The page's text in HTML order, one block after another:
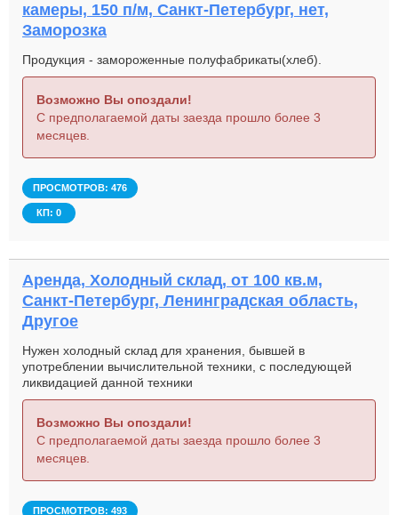
камеры, 150 п/м, Санкт-Петербург, нет,
Заморозка
Продукция - замороженные полуфабрикаты(хлеб).
Возможно Вы опоздали!
С предполагаемой даты заезда прошло более 3
месяцев.
ПРОСМОТРОВ: 476
КП: 0
Аренда, Холодный склад, от 100 кв.м,
Санкт-Петербург, Ленинградская область,
Другое
Нужен холодный склад для хранения, бывшей в
употреблении вычислительной техники, с последующей
ликвидацией данной техники
Возможно Вы опоздали!
С предполагаемой даты заезда прошло более 3
месяцев.
ПРОСМОТРОВ: 493